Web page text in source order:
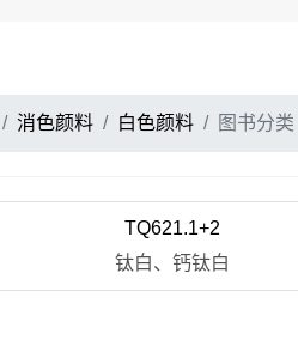
消色颜料 白色颜料 图书分类
TQ621.1+2
钛白、钙钛白